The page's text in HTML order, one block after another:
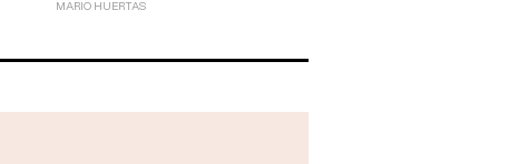
MARIO HUERTAS